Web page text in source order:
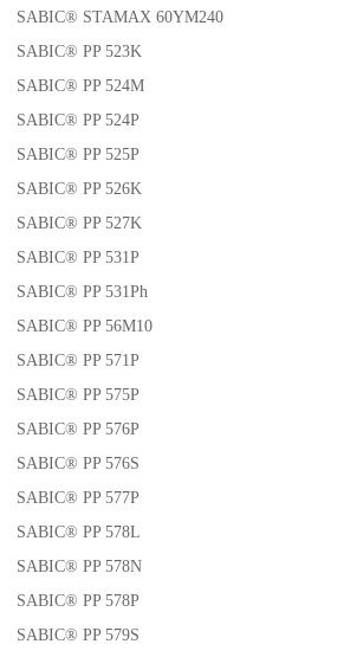
SABIC® STAMAX 60YM240
SABIC® PP 523K
SABIC® PP 524M
SABIC® PP 524P
SABIC® PP 525P
SABIC® PP 526K
SABIC® PP 527K
SABIC® PP 531P
SABIC® PP 531Ph
SABIC® PP 56M10
SABIC® PP 571P
SABIC® PP 575P
SABIC® PP 576P
SABIC® PP 576S
SABIC® PP 577P
SABIC® PP 578L
SABIC® PP 578N
SABIC® PP 578P
SABIC® PP 579S